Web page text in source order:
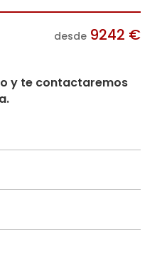
desde 9242 €
y te contactaremos